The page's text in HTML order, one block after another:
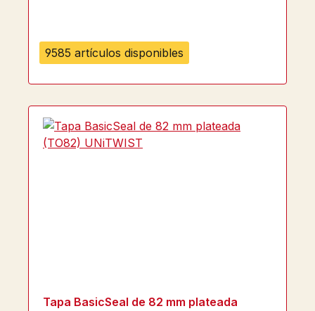
9585 artículos disponibles
Tapa BasicSeal de 82 mm plateada